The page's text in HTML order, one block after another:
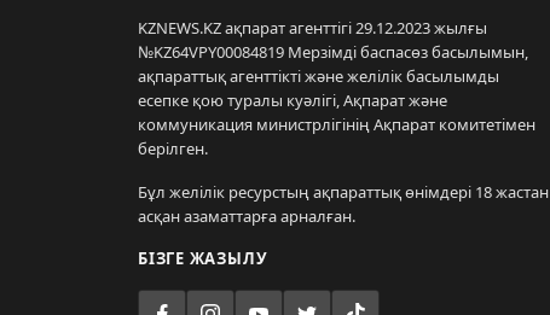
KZNEWS.KZ ақпарат агенттігі 29.12.2023 жылғы
№KZ64VPY00084819 Мерзімді баспасөз басылымын,
ақпараттық агенттікті және желілік басылымды
есепке қою туралы куәлігі, Ақпарат және
коммуникация министрлігінің Ақпарат комитетімен
берілген.
Бұл желілік ресурстың ақпараттық өнімдері 18 жастан
асқан азаматтарға арналған.
БІЗГЕ ЖАЗЫЛУ